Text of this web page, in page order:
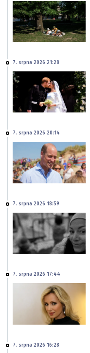
7. srpna 2026 21:28
7. srpna 2026 20:14
7. srpna 2026 18:59
7. srpna 2026 17:44
7. srpna 2026 16:28